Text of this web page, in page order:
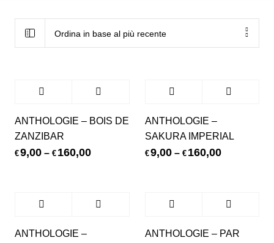
Ordina in base al più recente
ANTHOLOGIE – BOIS DE
ZANZIBAR
€9,00 – € 160,00
ANTHOLOGIE –
SAKURA IMPERIAL
€9,00– € 160,00
ANTHOLOGIE –
ANTHOLOGIE – PAR